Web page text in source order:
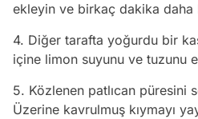
ekleyin ve birkaç dakika daha
4. Diğer tarafta yoğurdu bir
içine limon suyunu ve tuzunu
5. Közlenen patlıcan püresini
Üzerine kavrulmuş kıymayı